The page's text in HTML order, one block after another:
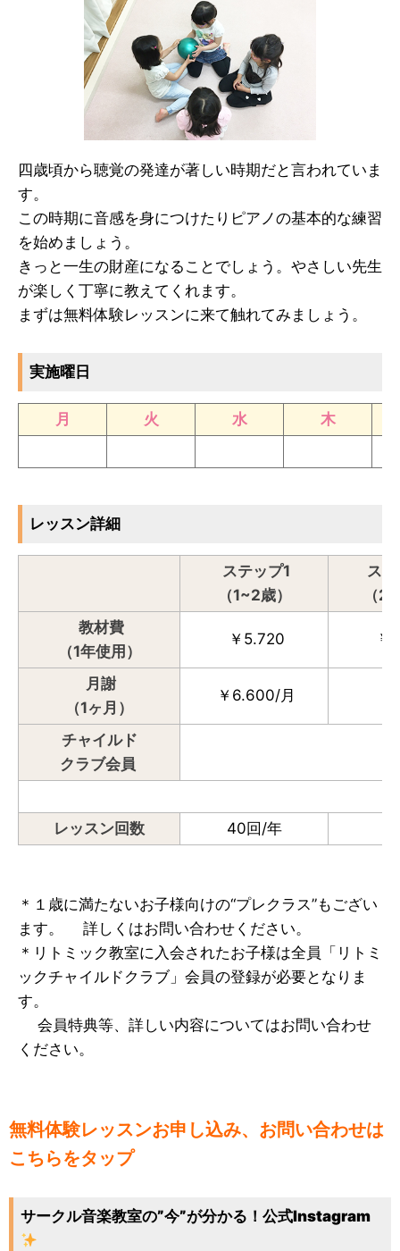
四歳頃から聴覚の発達が著しい時期だと言われていま
す。
この時期に音感を身につけたりピアノの基本的な練習
を始めましょう。
きっと一生の財産になることでしょう。やさしい先生
が楽しく丁寧に教えてくれます。
まずは無料体験レッスンに来て触れてみましょう。
実施曜日
月 火 水 木
レッスン詳細
ステップ1
（1~2歳）
ス
（2
教材費
（1年使用）
￥5.720 ￥
月謝
（1ヶ月）
￥6.600/月
チャイルド
クラブ会員
レッスン回数 40回/年
＊１歳に満たないお子様向けの“プレクラス”もござい
ます。 詳しくはお問い合わせください。
＊リトミック教室に入会されたお子様は全員「リトミ
ックチャイルドクラブ」会員の登録が必要となりま
す。
会員特典等、詳しい内容についてはお問い合わせ
ください。
無料体験レッスンお申し込み、お問い合わせは
こちらをタップ
サークル音楽教室の”今”が分かる！公式Instagram